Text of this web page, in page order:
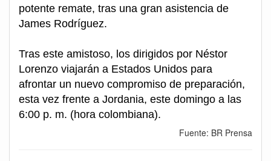
potente remate, tras una gran asistencia de
James Rodríguez.
Tras este amistoso, los dirigidos por Néstor
Lorenzo viajarán a Estados Unidos para
afrontar un nuevo compromiso de preparación,
esta vez frente a Jordania, este domingo a las
6:00 p. m. (hora colombiana).
Fuente: BR Prensa